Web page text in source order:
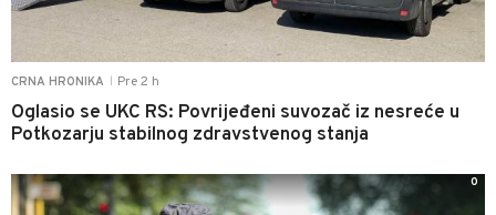
CRNA HRONIKA Pre 2 h
Oglasio se UKC RS: Povrijeđeni suvozač iz nesreće u
Potkozarju stabilnog zdravstvenog stanja
0